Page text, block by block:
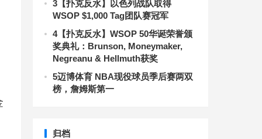
3 【扑克反水】以色列战队取得
WSOP $1,000 Tag团队赛冠军
4【扑克反水】WSOP 50华诞荣誉颁
奖典礼：Brunson, Moneymaker,
Negreanu & Hellmuth获奖
5迈博体育 NBA现役球员季后赛两双
榜，詹姆斯第一
归档